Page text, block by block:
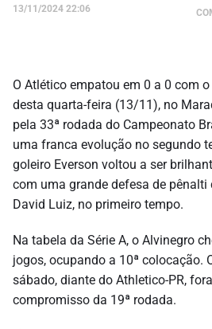
13/11/2024 22:06
O Atlético empatou em 0 a 0 com
desta quarta-feira (13/11), no
pela 33ª rodada do Campeonato
uma franca evolução no segundo
goleiro Everson voltou a ser
com uma grande defesa de pênalti
David Luiz, no primeiro tempo.
Na tabela da Série A, o Alvinegro
jogos, ocupando a 10ª colocação.
sábado, diante do Athletico-PR,
compromisso da 19ª rodada.